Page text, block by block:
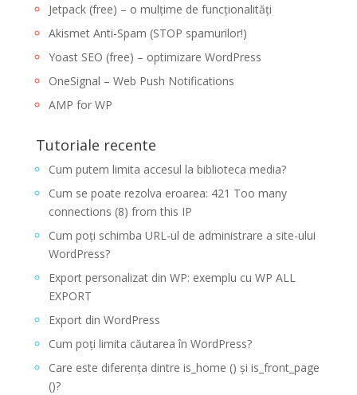
Jetpack (free) – o mulțime de funcționalități
Akismet Anti-Spam (STOP spamurilor!)
Yoast SEO (free) – optimizare WordPress
OneSignal – Web Push Notifications
AMP for WP
Tutoriale recente
Cum putem limita accesul la biblioteca media?
Cum se poate rezolva eroarea: 421 Too many
connections (8) from this IP
Cum poți schimba URL-ul de administrare a site-ului
WordPress?
Export personalizat din WP: exemplu cu WP ALL
EXPORT
Export din WordPress
Cum poți limita căutarea în WordPress?
Care este diferența dintre is_home () și is_front_page
()?